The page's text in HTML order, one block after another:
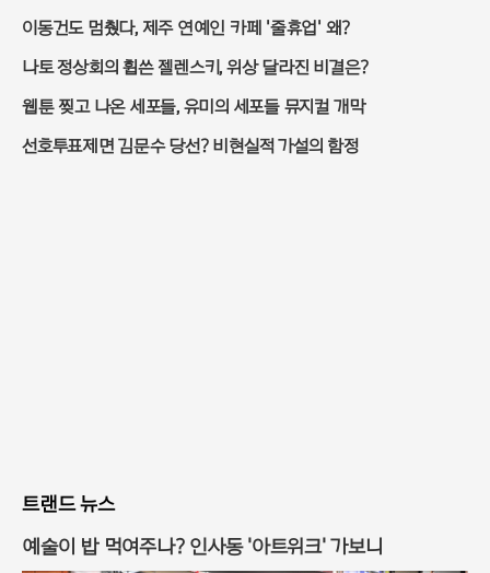
이동건도 멈췄다, 제주 연예인 카페 '줄휴업' 왜?
나토 정상회의 휩쓴 젤렌스키, 위상 달라진 비결은?
웹툰 찢고 나온 세포들, 유미의 세포들 뮤지컬 개막
선호투표제면 김문수 당선? 비현실적 가설의 함정
트랜드 뉴스
예술이 밥 먹여주나? 인사동 '아트위크' 가보니